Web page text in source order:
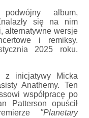
album,
się na nim
alternatywne wersje
i remiksy.
2025 roku.
z inicjatywy Micka
Anathemy. Ten
współpracę po
Patterson opuścił
"Planetary